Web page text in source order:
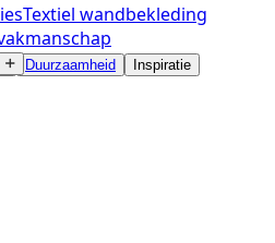
Textiel wandbekleding
Duurzaamheid
Inspiratie